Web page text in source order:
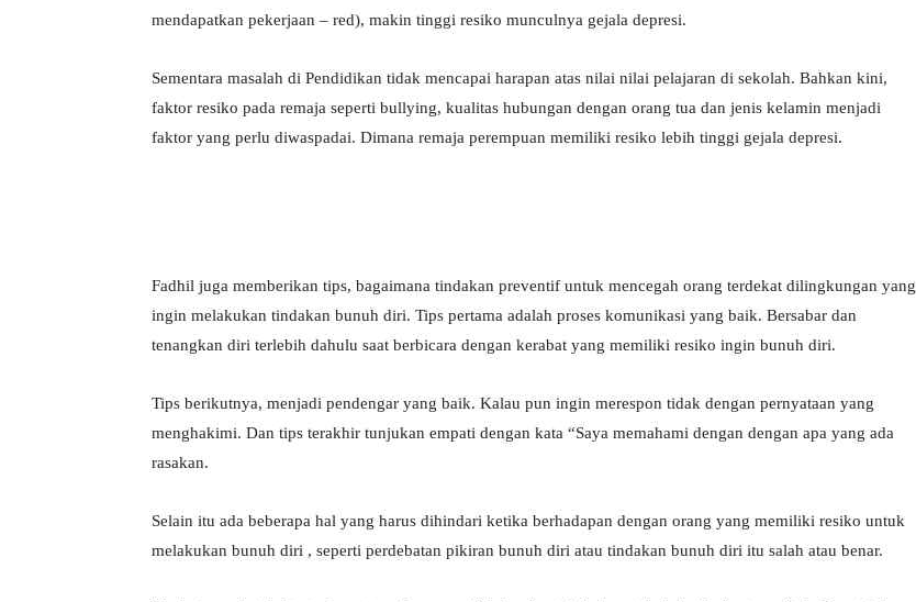
mendapatkan pekerjaan – red), makin tinggi resiko munculnya gejala depresi.
Sementara masalah di Pendidikan tidak mencapai harapan atas nilai nilai pelajaran di sekolah. Bahkan kini,
faktor resiko pada remaja seperti bullying, kualitas hubungan dengan orang tua dan jenis kelamin menjadi
faktor yang perlu diwaspadai. Dimana remaja perempuan memiliki resiko lebih tinggi gejala depresi.
Fadhil juga memberikan tips, bagaimana tindakan preventif untuk mencegah orang terdekat dilingkungan yang
ingin melakukan tindakan bunuh diri. Tips pertama adalah proses komunikasi yang baik. Bersabar dan
tenangkan diri terlebih dahulu saat berbicara dengan kerabat yang memiliki resiko ingin bunuh diri.
Tips berikutnya, menjadi pendengar yang baik. Kalau pun ingin merespon tidak dengan pernyataan yang
menghakimi. Dan tips terakhir tunjukan empati dengan kata “Saya memahami dengan dengan apa yang ada
rasakan.
Selain itu ada beberapa hal yang harus dihindari ketika berhadapan dengan orang yang memiliki resiko untuk
melakukan bunuh diri , seperti perdebatan pikiran bunuh diri atau tindakan bunuh diri itu salah atau benar.